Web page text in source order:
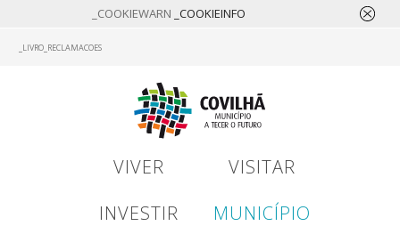
_COOKIEWARN _COOKIEINFO
_LIVRO_RECLAMACOES
VIVER
VISITAR
INVESTIR
MUNICÍPIO